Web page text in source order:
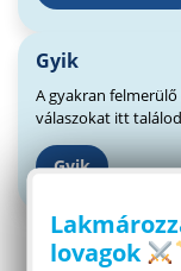
Gyik
A gyakran
válaszokat itt
Gyik
lovagok